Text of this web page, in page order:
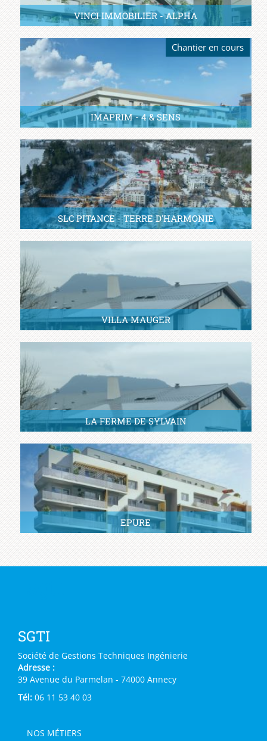
VINCI IMMOBILIER - ALPHA
IMAPRIM - 4 & SENS
Chantier en cours
SLC PITANCE - TERRE D'HARMONIE
VILLA MAUGER
LA FERME DE SYLVAIN
EPURE
SGTI
Société de Gestions Techniques Ingénierie
Adresse :
39 Avenue du Parmelan - 74000 Annecy
Tél: 06 11 53 40 03
NOS MÉTIERS